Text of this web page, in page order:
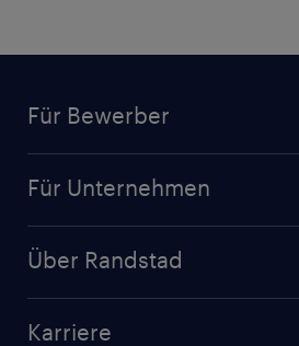
Für Bewerber
Initiativbewerbung
Randstad Akademie
Für Unternehmen
Über Randstad
Karriere